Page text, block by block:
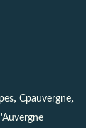
, Cpauvergne,